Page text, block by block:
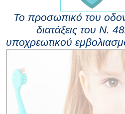
Το προσωπικό του
διατάξεις του Ν.
υποχρεωτικού